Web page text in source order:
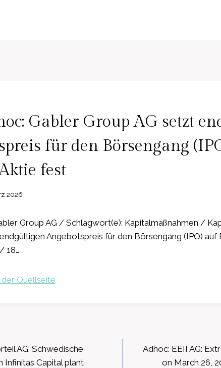
Gabler Group AG setzt
für den Börsengang
fest
2026
Group AG / Schlagwort(e): Kapitalmaßnahmen /
Angebotspreis für den Börsengang (IPO) auf
18…
Quellseite
AG: Schwedische
Capital plant
Adhoc: EEII AG:
on March 26,